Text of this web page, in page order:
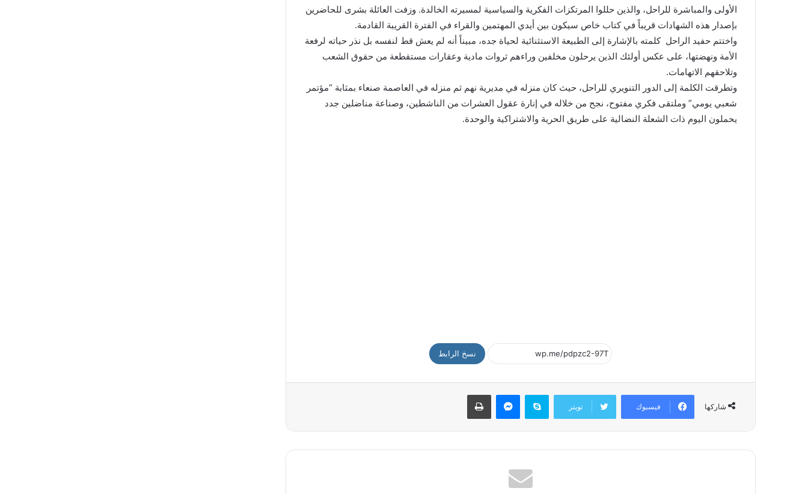
الأولى والمباشرة للراحل، والذين حللوا المرتكزات الفكرية والسياسية لمسيرته الخالدة. وزفت العائلة بشرى للحاضرين
بإصدار هذه الشهادات قريباً في كتاب خاص سيكون بين أيدي المهتمين والقراء في الفترة القريبة القادمة.
​واختتم حفيد الراحل كلمته بالإشارة إلى الطبيعة الاستثنائية لحياة جده، مبيناً أنه لم يعش قط لنفسه بل نذر حياته لرفعة
الأمة ونهضتها، على عكس أولئك الذين يرحلون مخلفين وراءهم ثروات مادية وعقارات مستقطعة من حقوق الشعب
وتلاحقهم الاتهامات.
​وتطرقت الكلمة إلى الدور التنويري للراحل، حيث كان منزله في مديرية نهم ثم منزله في العاصمة صنعاء بمثابة “مؤتمر
شعبي يومي” وملتقى فكري مفتوح، نجح من خلاله في إنارة عقول العشرات من الناشطين، وصناعة مناضلين جدد
يحملون اليوم ذات الشعلة النضالية على طريق الحرية والاشتراكية والوحدة.
نسخ الرابط
شاركها فيسبوك تويتر
سكايب